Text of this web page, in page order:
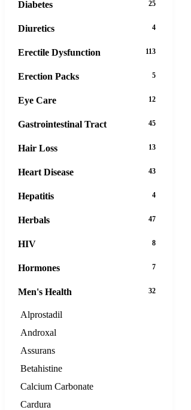
Diabetes 25
Diuretics 4
Erectile Dysfunction 113
Erection Packs 5
Eye Care 12
Gastrointestinal Tract 45
Hair Loss 13
Heart Disease 43
Hepatitis 4
Herbals 47
HIV 8
Hormones 7
Men's Health 32
Alprostadil
Androxal
Assurans
Betahistine
Calcium Carbonate
Cardura